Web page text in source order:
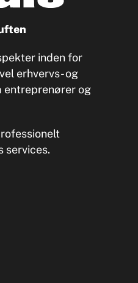
inden for
erhvervs- og
entreprenører og
services.